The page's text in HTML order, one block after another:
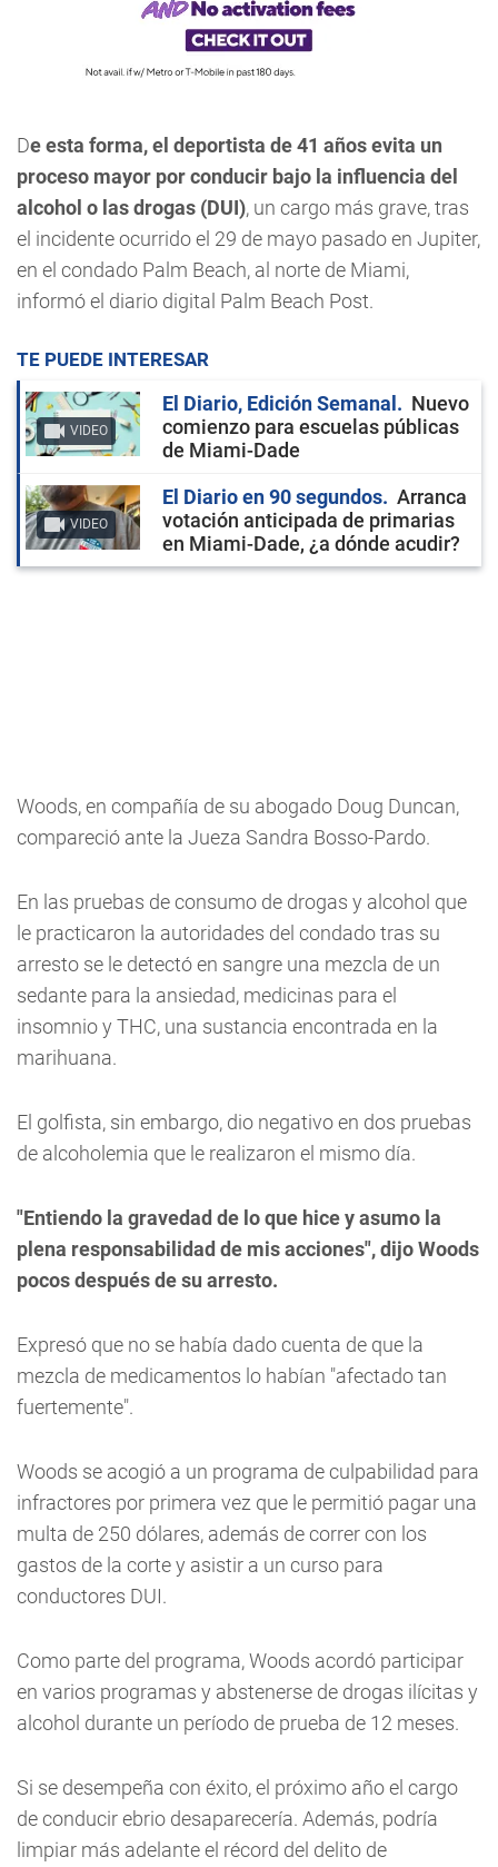
De esta forma, el deportista de 41 años evita un
proceso mayor por conducir bajo la influencia del
alcohol o las drogas (DUI), un cargo más grave, tras
el incidente ocurrido el 29 de mayo pasado en Jupiter,
en el condado Palm Beach, al norte de Miami,
informó el diario digital Palm Beach Post.
TE PUEDE INTERESAR
VIDEO
El Diario, Edición Semanal
Nuevo
comienzo para escuelas públicas
de Miami-Dade
VIDEO
El Diario en 90 segundos
Arranca
votación anticipada de primarias
en Miami-Dade, ¿a dónde acudir?
Woods, en compañía de su abogado Doug Duncan,
compareció ante la Jueza Sandra Bosso-Pardo.
En las pruebas de consumo de drogas y alcohol que
le practicaron la autoridades del condado tras su
arresto se le detectó en sangre una mezcla de un
sedante para la ansiedad, medicinas para el
insomnio y THC, una sustancia encontrada en la
marihuana.
El golfista, sin embargo, dio negativo en dos pruebas
de alcoholemia que le realizaron el mismo día.
"Entiendo la gravedad de lo que hice y asumo la
plena responsabilidad de mis acciones", dijo Woods
pocos después de su arresto.
Expresó que no se había dado cuenta de que la
mezcla de medicamentos lo habían "afectado tan
fuertemente".
Woods se acogió a un programa de culpabilidad para
infractores por primera vez que le permitió pagar una
multa de 250 dólares, además de correr con los
gastos de la corte y asistir a un curso para
conductores DUI.
Como parte del programa, Woods acordó participar
en varios programas y abstenerse de drogas ilícitas y
alcohol durante un período de prueba de 12 meses.
Si se desempeña con éxito, el próximo año el cargo
de conducir ebrio desaparecería. Además, podría
limpiar más adelante el récord del delito de